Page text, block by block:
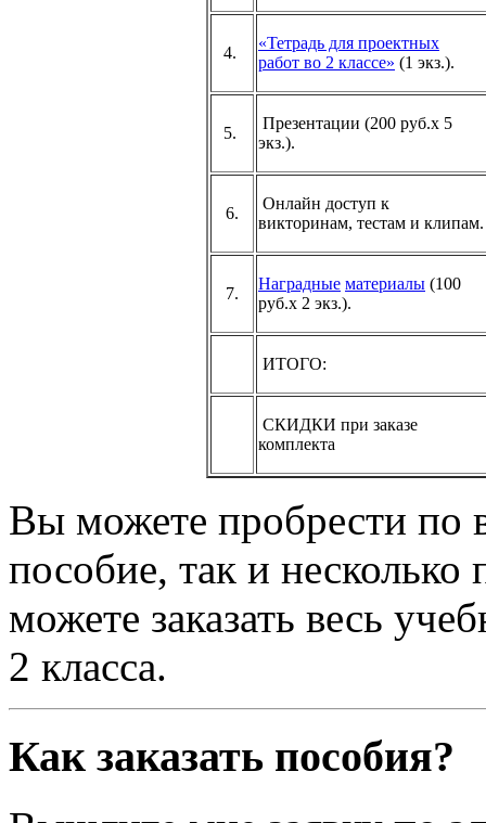
4.
«Тетрадь для проектных
работ во 2 классе» (1 экз.).
5.
Презентации (200 руб.х 5
экз.).
6.
Онлайн доступ к
викторинам, тестам и клипам.
7.
Наградные материалы (100
руб.х 2 экз.).
ИТОГО:
СКИДКИ при заказе
комплекта
Вы можете пробрести по
пособие, так и
можете заказать весь
2 класса.
Как заказать пособия?